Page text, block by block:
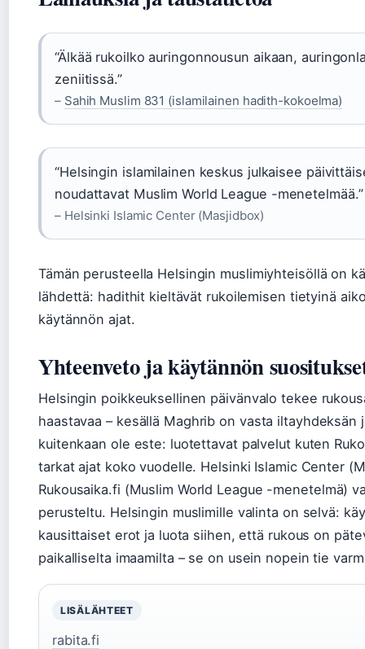
“Älkää rukoilko auringonnousun aikaan,
zeniitissä.”
– Sahih Muslim 831 (islamilainen hadith-kokoelma)
“Helsingin islamilainen keskus julkaisee
noudattavat Muslim World League -menetelmää.”
– Helsinki Islamic Center (Masjidbox)
Tämän perusteella Helsingin muslimiyhteisöllä on
lähdettä: hadithit kieltävät rukoilemisen tietyinä
käytännön ajat.
Yhteenveto ja käytännön
Helsingin poikkeuksellinen päivänvalo tekee
haastavaa – kesällä Maghrib on vasta iltayhdeksän
kuitenkaan ole este: luotettavat palvelut kuten
tarkat ajat koko vuodelle. Helsinki Islamic Center
Rukousaika.fi (Muslim World League -menetelmä)
perusteltu. Helsingin muslimille valinta on selvä:
kausittaiset erot ja luota siihen, että rukous on
paikalliselta imaamilta – se on usein nopein tie
LISÄLÄHTEET
rabita.fi